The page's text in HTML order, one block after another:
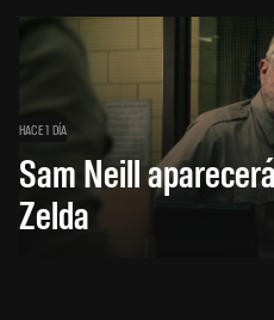
HACE 1 DÍA
Sam Neill
Zelda